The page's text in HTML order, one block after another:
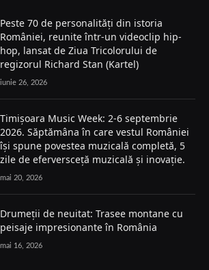
Peste 70 de personalități din istoria
României, reunite într-un videoclip hip-
hop, lansat de Ziua Tricolorului de
regizorul Richard Stan (Kartel)
iunie 26, 2026
Timișoara Music Week: 2-6 septembrie
2026. Săptămâna în care vestul României
își spune povestea muzicală completă, 5
zile de eferversceță muzicală și inovație.
mai 20, 2026
Drumeții de neuitat: Trasee montane cu
peisaje impresionante în România
mai 16, 2026